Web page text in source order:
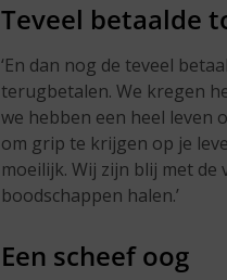
Teveel betaalde
‘En dan nog de teveel
terugbetalen. We kregen
we hebben een heel leven
om grip te krijgen op je
moeilijk. Wij zijn blij met de
boodschappen halen.’
Een scheef oog